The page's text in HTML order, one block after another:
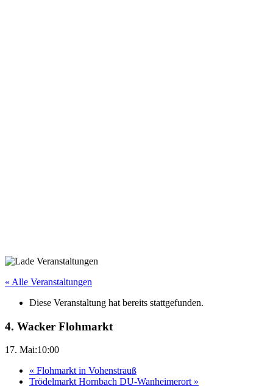
« Alle Veranstaltungen
Diese Veranstaltung hat bereits stattgefunden.
4. Wacker Flohmarkt
17. Mai:10:00
« Flohmarkt in Vohenstrauß
Trödelmarkt Hornbach DU-Wanheimerort »